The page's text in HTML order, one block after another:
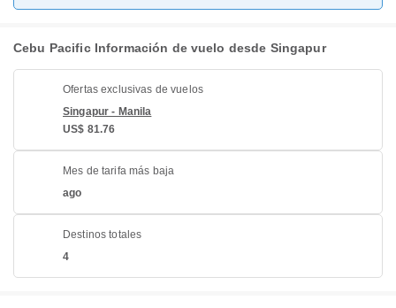
Cebu Pacific Información de vuelo desde Singapur
Ofertas exclusivas de vuelos
Singapur - Manila
US$ 81.76
Mes de tarifa más baja
ago
Destinos totales
4